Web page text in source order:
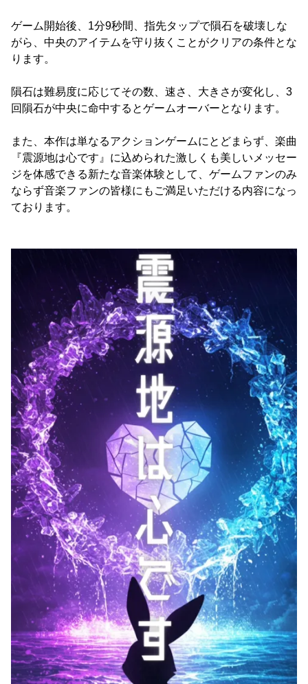
ゲーム開始後、1分9秒間、指先タップで隕石を破壊しな
がら、中央のアイテムを守り抜くことがクリアの条件とな
ります。
隕石は難易度に応じてその数、速さ、大きさが変化し、3
回隕石が中央に命中するとゲームオーバーとなります。
また、本作は単なるアクションゲームにとどまらず、楽曲
『震源地は心です』に込められた激しくも美しいメッセー
ジを体感できる新たな音楽体験として、ゲームファンのみ
ならず音楽ファンの皆様にもご満足いただける内容になっ
ております。